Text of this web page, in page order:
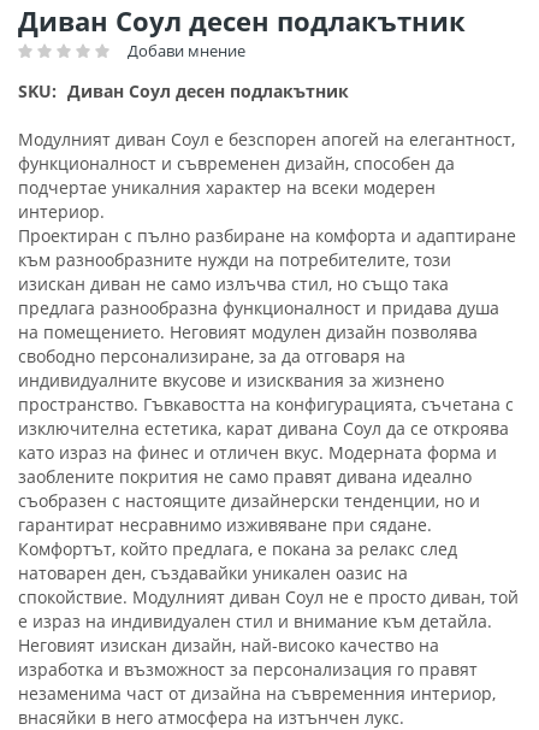
Диван Соул десен подлакътник
Рейтинг: Добави мнение
SKU Диван Соул десен подлакътник
Модулният диван Соул е безспорен апогей на елегантност,
функционалност и съвременен дизайн, способен да
подчертае уникалния характер на всеки модерен
интериор.
Проектиран с пълно разбиране на комфорта и адаптиране
към разнообразните нужди на потребителите, този
изискан диван не само излъчва стил, но също така
предлага разнообразна функционалност и придава душа
на помещението. Неговият модулен дизайн позволява
свободно персонализиране, за да отговаря на
индивидуалните вкусове и изисквания за жизнено
пространство. Гъвкавостта на конфигурацията, съчетана с
изключителна естетика, карат дивана Соул да се откроява
като израз на финес и отличен вкус. Модерната форма и
заоблените покрития не само правят дивана идеално
съобразен с настоящите дизайнерски тенденции, но и
гарантират несравнимо изживяване при сядане.
Комфортът, който предлага, е покана за релакс след
натоварен ден, създавайки уникален оазис на
спокойствие. Модулният диван Соул не е просто диван, той
е израз на индивидуален стил и внимание към детайла.
Неговият изискан дизайн, най-високо качество на
изработка и възможност за персонализация го правят
незаменима част от дизайна на съвременния интериор,
внасяйки в него атмосфера на изтънчен лукс.
Преминете
към
началото
на
галерия
със
снимки